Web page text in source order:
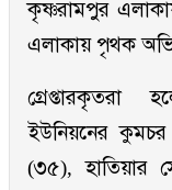
কৃষ্ণরামপুর
এলাকায় পৃথক
গ্রেপ্তারকৃতরা
ইউনিয়নের
(৩৫), হাতিয়ার